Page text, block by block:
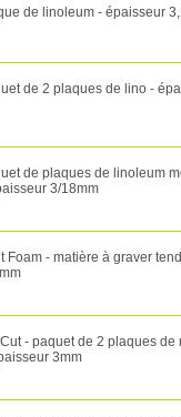
de linoleum - épaisseur
de 2 plaques de lino -
de plaques de linoleum
3/18mm
Foam - matière à graver
- paquet de 2 plaques de
3mm